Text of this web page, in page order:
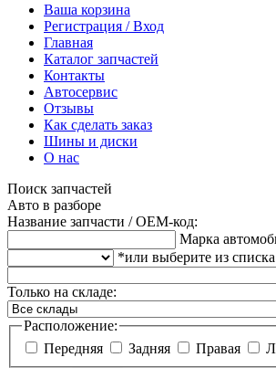
Ваша корзина
Регистрация / Вход
Главная
Каталог запчастей
Контакты
Автосервис
Отзывы
Как сделать заказ
Шины и диски
О нас
Поиск запчастей
Авто в разборе
Название запчасти / OEM-код:
Марка
*или выберите из списка
Только на складе:
Расположение:
Передняя
Задняя Правая